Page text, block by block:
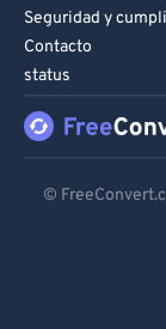
Seguridad y
Contacto
status
©